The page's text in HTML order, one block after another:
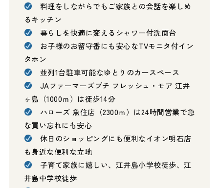
料理をしながらでもご家族との会話を楽しめ
るキッチン
暮らしを快適に変えるシャワー付洗面台
お子様のお留守番にも安心なTVモニタ付イン
タホン
並列1台駐車可能なゆとりのカースペース
JAファーマーズプチ フレッシュ・モア 江井
ヶ島（1000ｍ）は徒歩14分
ハローズ 魚住店（2300ｍ）は24時間営業で急
な買い忘れにも安心
休日のショッピングにも便利なイオン明石店
も身近な便利な立地
子育て家族に嬉しい、江井島小学校徒歩、江
井島中学校徒歩